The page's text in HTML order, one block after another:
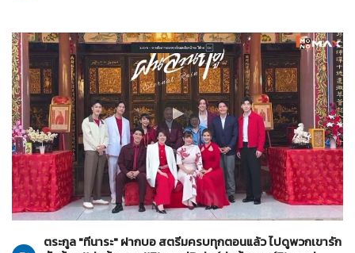
24-06-2569
ฝนล้านฤดู (Eternal Rain)
ตระกูล "ทีนาระ" ฝากบอ สตรีมครบทุกตอนแล้ว ไปดูพวกเขารัก